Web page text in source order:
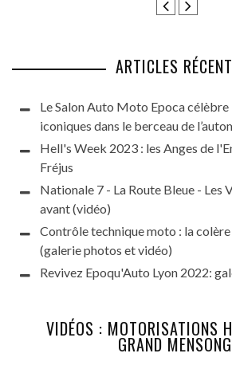
ARTICLES
Le Salon Auto Moto Epoca célèbre
iconiques dans le berceau de
Hell's Week 2023 : les Anges de
Fréjus
Nationale 7 - La Route Bleue - Les
avant (vidéo)
Contrôle technique moto : la
(galerie photos et vidéo)
Revivez Epoqu'Auto Lyon 2022:
VIDÉOS : MOTORISATIONS
GRAND